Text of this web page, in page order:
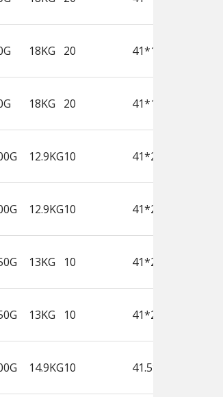
18KG 20 41*19.3*26.5
18KG 20 41*19.3*26.5
12.9KG10 41*25.8*20
12.9KG10 41*25.8*20
13KG 10 41*25.8*20
13KG 10 41*25.8*20
14.9KG10 41.5*29*20